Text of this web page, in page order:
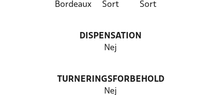
Bordeaux Sort Sort
DISPENSATION
Nej
TURNERINGSFORBEHOLD
Nej